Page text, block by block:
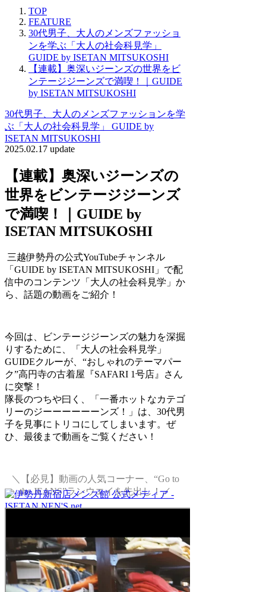
TOP
FEATURE
30代男子、大人のメンズファッショ
ンを学ぶ「大人の社会科見学」
GUIDE by ISETAN MITSUKOSHI
【連載】奥深いジーンズの世界をビ
ンテージジーンズで満喫！｜GUIDE
by ISETAN MITSUKOSHI
30代男子、大人のメンズファッションを学
ぶ「大人の社会科見学」 GUIDE by
ISETAN MITSUKOSHI
2025.02.17 update
【連載】奥深いジーンズの
世界をビンテージジーンズ
で満喫！｜GUIDE by
ISETAN MITSUKOSHI
三越伊勢丹の公式YouTubeチャンネル
「GUIDE by ISETAN MITSUKOSHI」で配
信中のコンテンツ「大人の社会科見学」か
ら、話題の動画をご紹介！
今回は、ビンテージジーンズの魅力を深掘
りするために、「大人の社会科見学」
GUIDEクルーが、“おしゃれのテーマパー
ク”高円寺の古着屋『SAFARI 1号店』さん
に突撃！
隊長のつちや曰く、「一番ホットなカテゴ
リーのジーーーーーーンズ！」は、30代男
子を見事にトリコにしてしまいます。ぜ
ひ、最後まで動画をご覧ください！
＼【必見】動画の人気コーナー、“Go to
the JEANS”ランウエイを先出し！／
メンズ館の最新情報を発信
トップページへ